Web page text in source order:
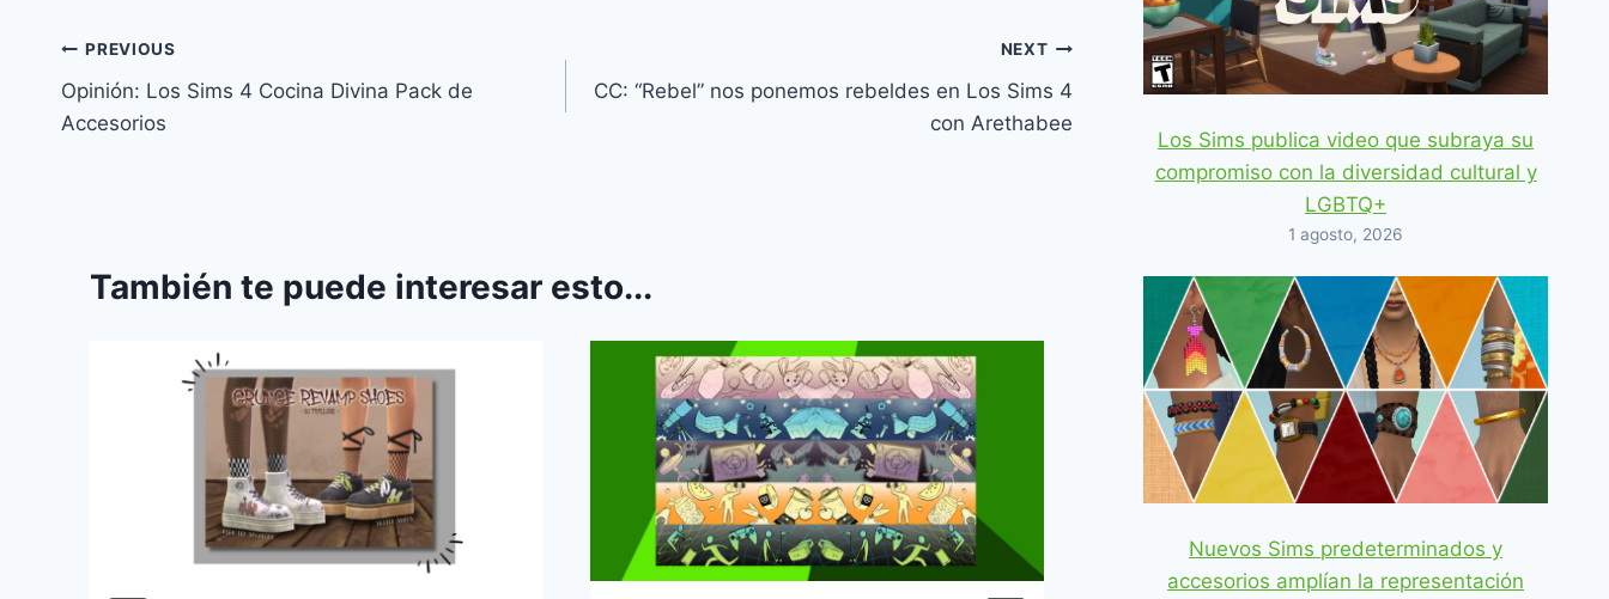
Navegación
de
PREVIOUS
Opinión: Los Sims 4 Cocina Divina Pack de
Accesorios
NEXT
CC: “Rebel” nos ponemos rebeldes en Los Sims 4
con Arethabee
También te puede interesar esto...
Los Sims publica video que subraya su
compromiso con la diversidad cultural y
LGBTQ+
1 agosto, 2026
Nuevos Sims predeterminados y
accesorios amplían la representación